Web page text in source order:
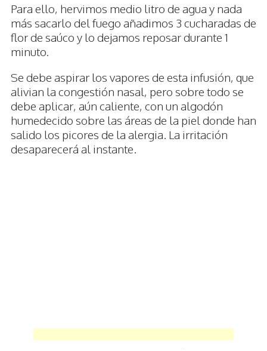
Para ello, hervimos medio litro de agua y nada
más sacarlo del fuego añadimos 3 cucharadas de
flor de saúco y lo dejamos reposar durante 1
minuto.
Se debe aspirar los vapores de esta infusión, que
alivian la congestión nasal, pero sobre todo se
debe aplicar, aún caliente, con un algodón
humedecido sobre las áreas de la piel donde han
salido los picores de la alergia. La irritación
desaparecerá al instante.